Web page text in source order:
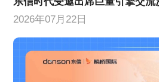
2026年07月22日